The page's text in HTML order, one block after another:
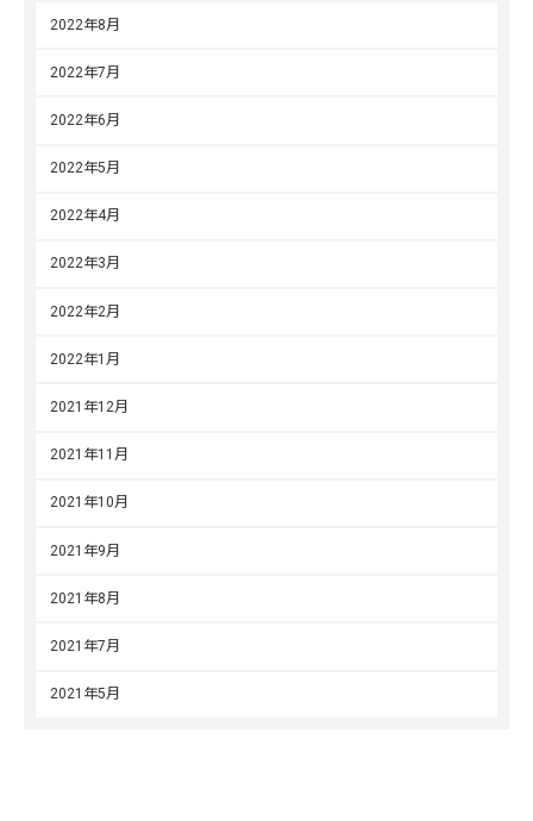
2022年8月
2022年7月
2022年6月
2022年5月
2022年4月
2022年3月
2022年2月
2022年1月
2021年12月
2021年11月
2021年10月
2021年9月
2021年8月
2021年7月
2021年5月